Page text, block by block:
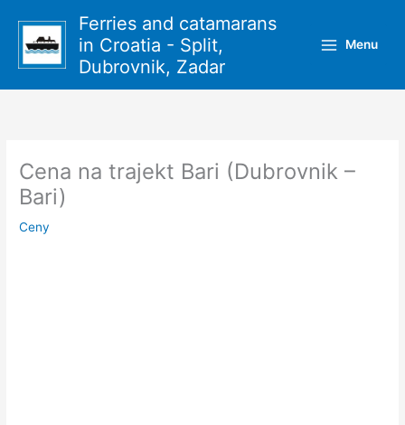
obsah
Ferries and catamarans
in Croatia - Split,
Dubrovnik, Zadar
Menu
Cena na trajekt Bari (Dubrovnik –
Bari)
Ceny